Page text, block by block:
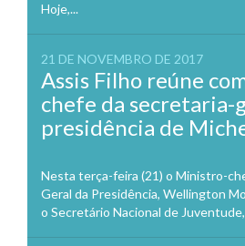
Hoje,...
21 DE NOVEMBRO DE 2017
Assis Filho reúne
chefe da secretaria-
presidência de
Nesta terça-feira (21) o Ministro-
Geral da Presidência, Wellington
o Secretário Nacional de